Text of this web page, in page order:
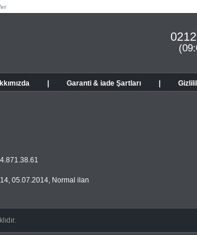
Garanti & iade Şartları
, 05.07.2014, Normal ilan